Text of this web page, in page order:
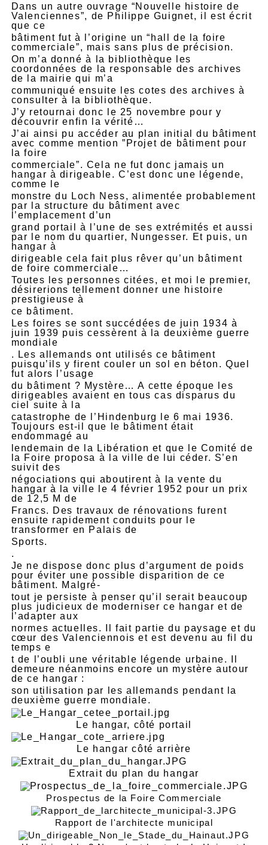
Dans un autre ouvrage “Nouvelle histoire de
Valenciennes”, de Philippe Guignet, il est écrit
que ce
bâtiment fut à l’origine un “hall de la foire
commerciale”, mais sans plus de précision.
On m’a donné à la bibliothèque les
coordonnées de la responsable des archives
de la mairie qui m’a
communiqué ensuite les cotes des archives à
consulter à la bibliothèque.
J’y retournai donc le 25 novembre pour y
découvrir enfin la vérité…
J’ai ainsi pu accéder au plan initial du bâtiment
avec comme mention ”Projet de bâtiment pour
la foire
commerciale”. Cela ne fut donc jamais un
hangar à dirigeable. C’est donc une légende,
comme le
monstre du Loch Ness, alimentée probablement
par la structure du bâtiment avec
l’emplacement d’un
grand portail à l’une de ses extrémités et aussi
par le nom du quartier, Nungesser. Et puis, un
hangar à
dirigeable cela fait plus rêver qu’un bâtiment
de foire commerciale…
Toutes les personnes citées, et moi le premier,
désirerions tellement donner une histoire
prestigieuse à
ce bâtiment.
Les foires se sont succédées de juin 1934 à
juin 1939 puis cessèrent à la deuxième guerre
mondiale
. Les allemands ont utilisés ce bâtiment
puisqu’ils y firent couler un sol en béton. Quel
fut alors l’usage
du bâtiment ? Mystère… A cette époque les
dirigeables avaient en tous cas disparus du
ciel suite à la
catastrophe de l’Hindenburg le 6 mai 1936.
Toujours est-il que le bâtiment était
endommagé au
lendemain de la Libération et que le Comité de
la Foire proposa à la ville de lui céder. S’en
suivit des
négociations qui aboutirent à la vente du
hangar à la ville le 4 février 1952 pour un prix
de 12,5 M de
Francs. Des travaux de rénovations furent
ensuite rapidement conduits pour le
transformer en Palais de
Sports.
.
Je ne dispose donc plus d’argument de poids
pour éviter une possible disparition de ce
bâtiment. Malgré-
tout je persiste à penser qu’il serait beaucoup
plus judicieux de moderniser ce hangar et de
l’adapter aux
normes actuelles. Il fait partie du paysage et du
cœur des Valenciennois et est devenu au fil du
temps e
t de l’oubli une véritable légende urbaine. Il
demeure néanmoins encore un mystère autour
de ce hangar :
son utilisation par les allemands pendant la
deuxième guerre mondiale.
Le hangar, côté portail
Le hangar côté arrière
Extrait du plan du hangar
Prospectus de la Foire Commerciale
Rapport de l'architecte municipal